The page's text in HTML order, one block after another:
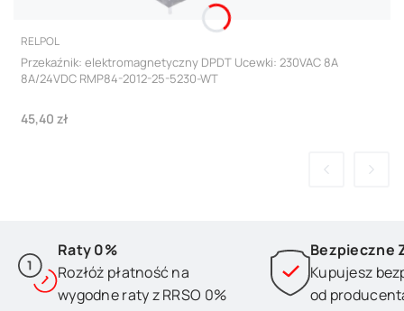
PRODUCENT
RELPOL
Przekaźnik: elektromagnetyczny DPDT Ucewki: 230VAC 8A
8A/24VDC RMP84-2012-25-5230-WT
Cena
45,40 zł
Raty 0%
Rozłóż płatność na
wygodne raty z RRSO 0%
Bezpieczne
Kupujesz
od